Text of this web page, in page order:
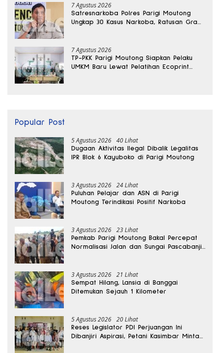
7 Agustus 2026
Satresnarkoba Polres Parigi Moutong
Ungkap 30 Kasus Narkoba, Ratusan Gram
7 Agustus 2026
TP-PKK Parigi Moutong Siapkan Pelaku
UMKM Baru Lewat Pelatihan Ecoprint
Popular Post
5 Agustus 2026 40 Lihat
Dugaan Aktivitas Ilegal Dibalik Legalitas
IPR Blok 6 Kayuboko di Parigi Moutong
3 Agustus 2026 24 Lihat
Puluhan Pelajar dan ASN di Parigi
Moutong Terindikasi Positif Narkoba
3 Agustus 2026 23 Lihat
Pemkab Parigi Moutong Bakal Percepat
Normalisasi Jalan dan Sungai Pascabanjir
3 Agustus 2026 21 Lihat
Sempat Hilang, Lansia di Banggai
Ditemukan Sejauh 1 Kilometer
5 Agustus 2026 20 Lihat
Reses Legislator PDI Perjuangan Ini
Dibanjiri Aspirasi, Petani Kasimbar Minta